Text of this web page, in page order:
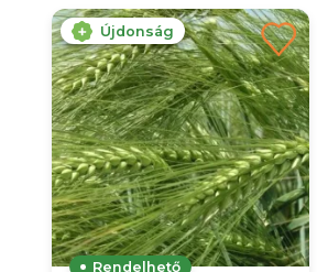
Újdonság
Rendelhető